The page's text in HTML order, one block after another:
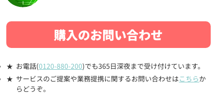
購入のお問い合わせ
お電話(0120-880-200)でも365日深夜まで受け付けています。
サービスのご提案や業務提携に関するお問い合わせはこちらか
らどうぞ。